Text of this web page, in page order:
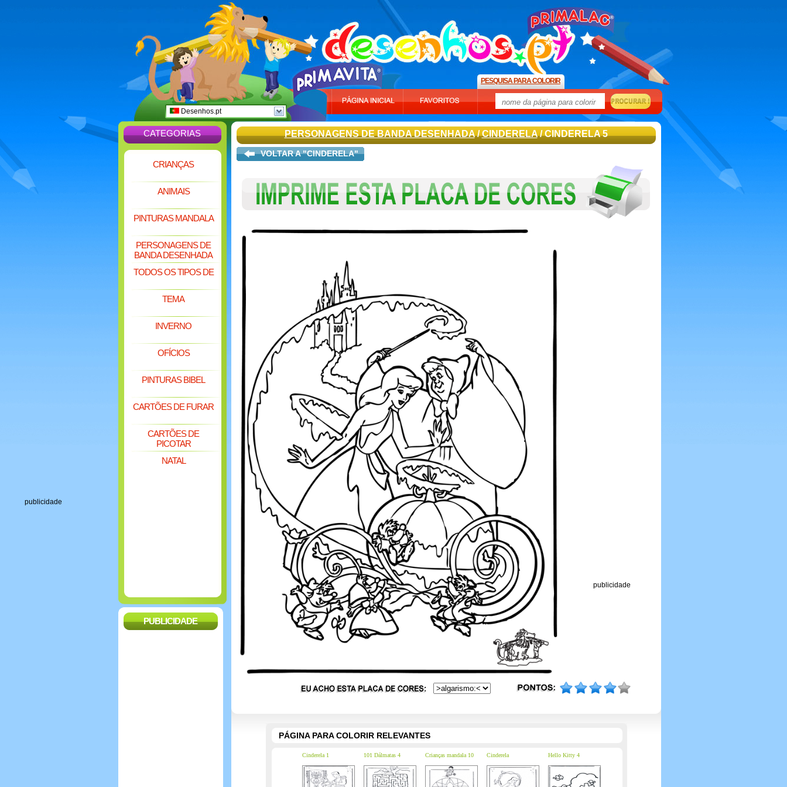
publicidade
Desenhos.pt
PESQUISA PARA COLORIR
CATEGORIAS
CRIANÇAS
ANIMAIS
PINTURAS MANDALA
PERSONAGENS DE
BANDA DESENHADA
TODOS OS TIPOS DE
TEMA
INVERNO
OFÍCIOS
PINTURAS BIBEL
CARTÕES DE FURAR
CARTÕES DE
PICOTAR
NATAL
PUBLICIDADE
PERSONAGENS DE BANDA DESENHADA/CINDERELA/ CINDERELA 5
VOLTAR A "CINDERELA"
publicidade
PÁGINA PARA COLORIR RELEVANTES
Cinderela 1 101 Dálmatas 4 Crianças mandala 10 Cinderela Hello Kitty 4